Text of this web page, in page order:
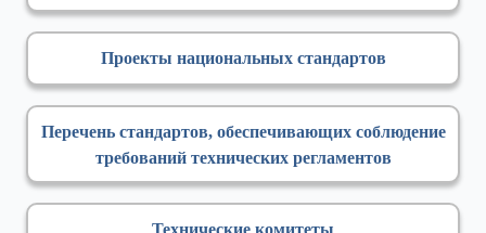
Проекты национальных стандартов
Перечень стандартов, обеспечивающих соблюдение
требований технических регламентов